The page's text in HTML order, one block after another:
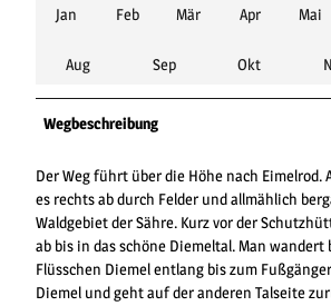
Jan Feb Mär Apr Mai
Aug Sep Okt
Wegbeschreibung
Der Weg führt über die Höhe nach Eimelrod.
es rechts ab durch Felder und allmählich
Waldgebiet der Sähre. Kurz vor der
ab bis in das schöne Diemeltal. Man
Flüsschen Diemel entlang bis zum
Diemel und geht auf der anderen Talseite